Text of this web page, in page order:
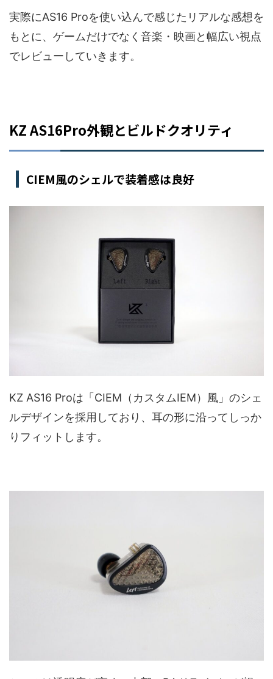
実際にAS16 Proを使い込んで感じたリアルな感想を
もとに、ゲームだけでなく音楽・映画と幅広い視点
でレビューしていきます。
KZ AS16Pro外観とビルドクオリティ
CIEM風のシェルで装着感は良好
KZ AS16 Proは「CIEM（カスタムIEM）風」のシェ
ルデザインを採用しており、耳の形に沿ってしっか
りフィットします。